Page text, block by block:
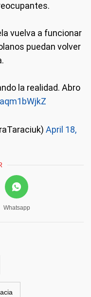
vuelva a funcionar
puedan volver
la realidad. Abro
April 18,
Whatsapp